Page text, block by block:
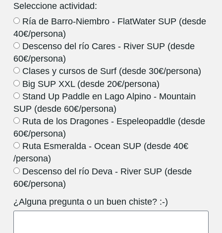
Seleccione actividad:
Ría de Barro-Niembro - FlatWater SUP (desde
40€/persona)
Descenso del río Cares - River SUP (desde
60€/persona)
Clases y cursos de Surf (desde 30€/persona)
Big SUP XXL (desde 20€/persona)
Stand Up Paddle en Lago Alpino - Mountain
SUP (desde 60€/persona)
Ruta de los Dragones - Espeleopaddle (desde
60€/persona)
Ruta Esmeralda - Ocean SUP (desde 40€
/persona)
Descenso del río Deva - River SUP (desde
60€/persona)
¿Alguna pregunta o un buen chiste? :-)